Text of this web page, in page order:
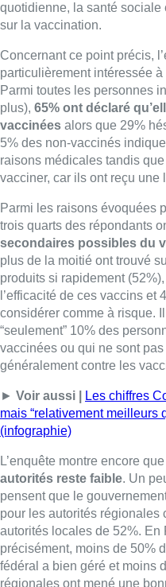
quotidienne, la santé sociale
sur la vaccination.
Concernant ce point précis,
particulièrement intéressée
Parmi toutes les personnes
plus), 65% ont déclaré
vaccinées alors que 29%
5% des non-vaccinés
raisons médicales tandis
vacciner, car ils ont reçu une
Parmi les raisons évoquées
trois quarts des répondants
secondaires possibles du
plus de la moitié ont trouvé
produits si rapidement
l’efficacité de ces vaccins et
considérer comme à risque.
“seulement” 10% des
vaccinées ou qui ne sont
généralement contre les
► Voir aussi |
Les chiffres
mais “relativement meilleurs
(infographie)
L’enquête montre encore que
autorités reste faible. Un
pensentque le
pour les autorités régionales
autorités locales de 52%.
précisément, moins de 50%
fédéral a bien géré et moins
régionales ont mené une